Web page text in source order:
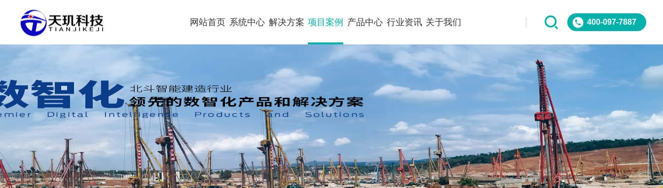
400-097-7887
网站首页 系统中心 解决方案 项目案例 产品中心 行业资讯 关于我们